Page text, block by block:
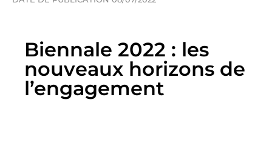
Biennale 2022 : les
nouveaux horizons de
l’engagement